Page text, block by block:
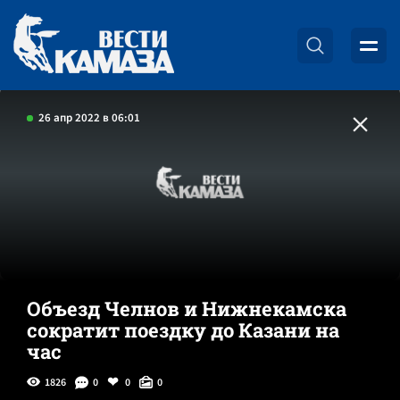
26 апр 2022 в 06:01
Объезд Челнов и Нижнекамска
сократит поездку до Казани на
час
1826 0 0 0